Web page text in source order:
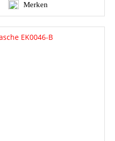
Merken